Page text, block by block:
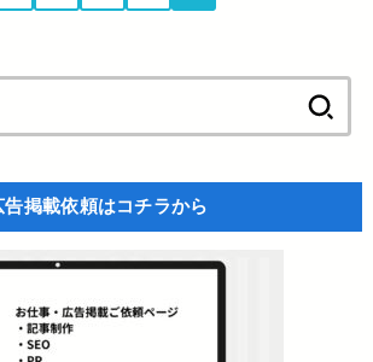
掲載依頼はコチラから